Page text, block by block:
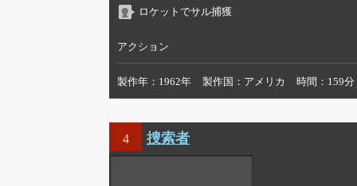
ロケットでサル捕獲
アクション
製作年 1962年 製作国 アメリカ 時間 159分
4 捜索者